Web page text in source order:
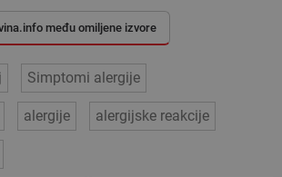
među omiljene izvore
Simptomi alergije
alergije alergijske reakcije